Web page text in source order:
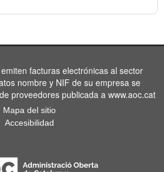
facturas electrónicas al sector
nombre y NIF de su empresa se
proveedores publicada a www.aoc.cat
Mapa del sitio
Accesibilidad